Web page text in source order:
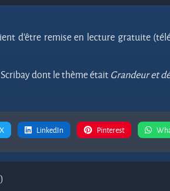
d’être remise en lecture gratuite
dont le thème étaitGrandeur et
LinkedIn Pinterest